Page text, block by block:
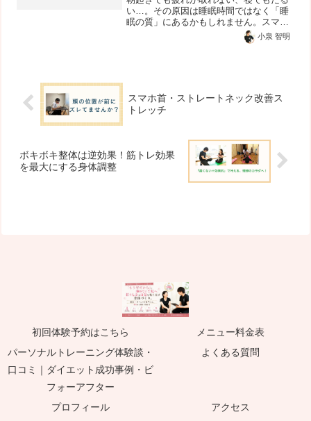
い…。その原因は睡眠時間ではなく「睡
眠の質」にあるかもしれません。スマホ
習慣や寝室環境、首肩の緊張など、整体
現場で多かった原因と改善方法を解説し
小泉 智明
スマホ首・ストレートネック改善ス
トレッチ
ボキボキ整体は逆効果！筋トレ効果
を最大にする身体調整
初回体験予約はこちら
メニュー料金表
パーソナルトレーニング体験談・
口コミ｜ダイエット成功事例・ビ
フォーアフター
よくある質問
プロフィール アクセス